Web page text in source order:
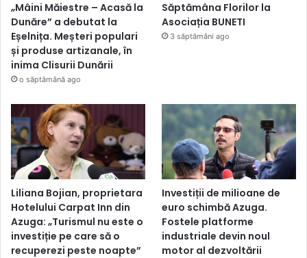
„Mâini Măiestre – Acasă la
Dunăre” a debutat la
Eșelnița. Meșteri populari
și produse artizanale, în
inima Clisurii Dunării
o săptămână ago
Săptămâna Florilor la
Asociația BUNETI
3 săptămâni ago
Liliana Bojian, proprietara
Hotelului Carpat Inn din
Azuga: „Turismul nu este o
investiție pe care să o
recuperezi peste noapte”
Investiții de milioane de
euro schimbă Azuga.
Fostele platforme
industriale devin noul
motor al dezvoltării